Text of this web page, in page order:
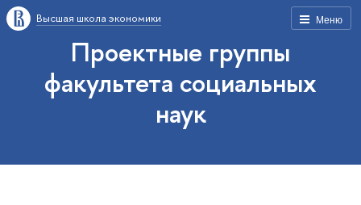
Меню
Высшая школа экономики
Проектные группы
факультета социальных
наук